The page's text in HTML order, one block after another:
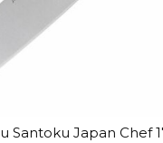
Santoku Japan Chef